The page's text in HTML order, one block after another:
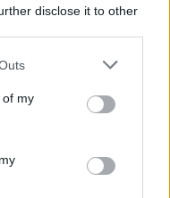
disclose it to other
of my